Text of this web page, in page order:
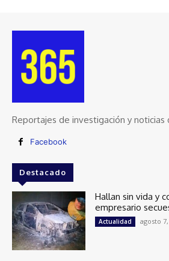
Reportajes de investigación y noticias
Facebook
Destacado
Hallan sin vida y
empresario
Actualidad agosto